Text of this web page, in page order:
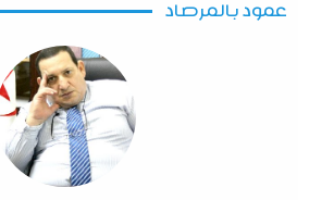
عمود بالمرصاد